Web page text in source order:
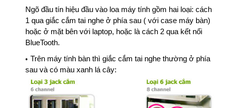
Ngõ đầu tín hiệu đầu vào loa máy tính gồm hai loại: cách
1 qua giắc cắm tai nghe ở phía sau ( với case máy bàn)
hoặc ở mặt bên với laptop, hoặc là cách 2 qua kết nối
BlueTooth.
Trên máy tính bàn thì giắc cắm tai nghe thường ở phía
sau và có màu xanh lá cây: